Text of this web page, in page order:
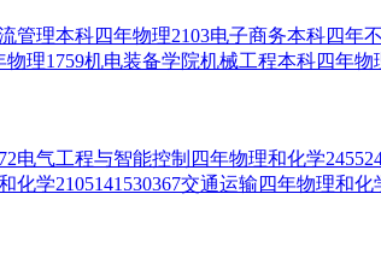
理本科四年物理2103电子商务本科四年
理1759机电装备学院机械工程本科四年
电气工程与智能控制四年物理和化学
学2105141530367交通运输四年物理和